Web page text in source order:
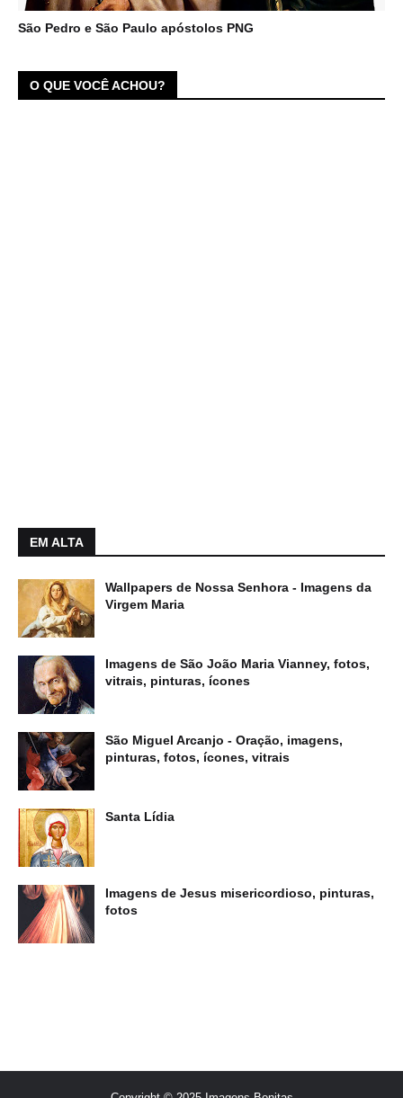
São Pedro e São Paulo apóstolos PNG
O QUE VOCÊ ACHOU?
EM ALTA
Wallpapers de Nossa Senhora - Imagens da
Virgem Maria
Imagens de São João Maria Vianney, fotos,
vitrais, pinturas, ícones
São Miguel Arcanjo - Oração, imagens,
pinturas, fotos, ícones, vitrais
Santa Lídia
Imagens de Jesus misericordioso, pinturas,
fotos